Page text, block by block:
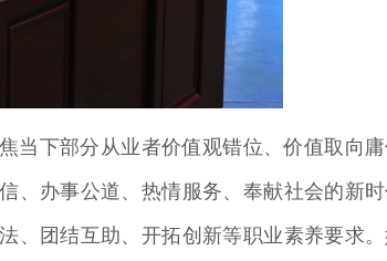
下部分从业者价值观错位、价值取向庸
、办事公道、热情服务、奉献社会的新
、团结互助、开拓创新等职业素养要求